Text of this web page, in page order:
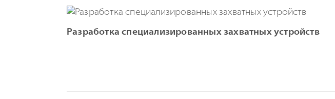
Разработка специализированных захватных устройств